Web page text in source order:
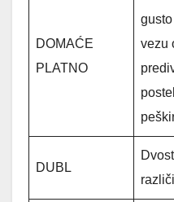
DOMAĆE
PLATNO
vezu
DUBL